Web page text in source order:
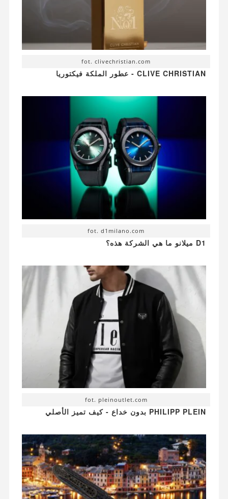
fot. clivechristian.com
CLIVE CHRISTIAN - عطور الملكة فيكتوريا
fot. d1milano.com
D1 ميلانو ما هي الشركة هذه؟
fot. pleinoutlet.com
PHILIPP PLEIN بدون خداع - كيف تميز الأصلي